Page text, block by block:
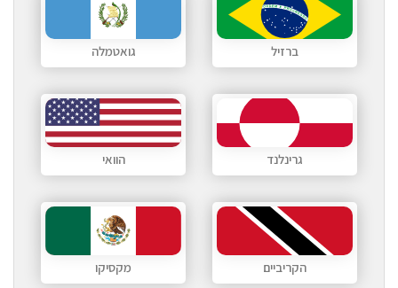
ברזיל גואטמלה
גרינלנד הוואי
הקריביים מקסיקו